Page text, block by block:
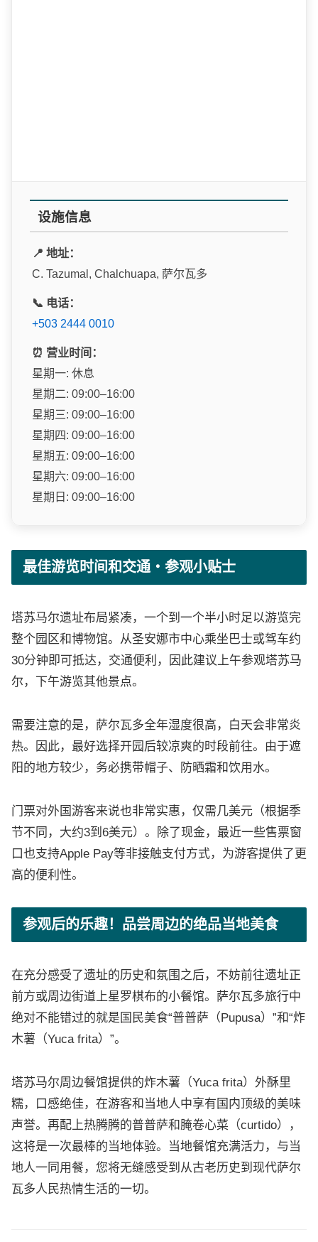
设施信息
📍 地址：
C. Tazumal, Chalchuapa, 萨尔瓦多
📞 电话：
+503 2444 0010
⏰ 营业时间：
星期一: 休息
星期二: 09:00–16:00
星期三: 09:00–16:00
星期四: 09:00–16:00
星期五: 09:00–16:00
星期六: 09:00–16:00
星期日: 09:00–16:00
最佳游览时间和交通・参观小贴士
塔苏马尔遗址布局紧凑，一个到一个半小时足以游览完
整个园区和博物馆。从圣安娜市中心乘坐巴士或驾车约
30分钟即可抵达，交通便利，因此建议上午参观塔苏马
尔，下午游览其他景点。
需要注意的是，萨尔瓦多全年湿度很高，白天会非常炎
热。因此，最好选择开园后较凉爽的时段前往。由于遮
阳的地方较少，务必携带帽子、防晒霜和饮用水。
门票对外国游客来说也非常实惠，仅需几美元（根据季
节不同，大约3到6美元）。除了现金，最近一些售票窗
口也支持Apple Pay等非接触支付方式，为游客提供了更
高的便利性。
参观后的乐趣！品尝周边的绝品当地美食
在充分感受了遗址的历史和氛围之后，不妨前往遗址正
前方或周边街道上星罗棋布的小餐馆。萨尔瓦多旅行中
绝对不能错过的就是国民美食“普普萨（Pupusa）”和“炸
木薯（Yuca frita）”。
塔苏马尔周边餐馆提供的炸木薯（Yuca frita）外酥里
糯，口感绝佳，在游客和当地人中享有国内顶级的美味
声誉。再配上热腾腾的普普萨和腌卷心菜（curtido），
这将是一次最棒的当地体验。当地餐馆充满活力，与当
地人一同用餐，您将无缝感受到从古老历史到现代萨尔
瓦多人民热情生活的一切。